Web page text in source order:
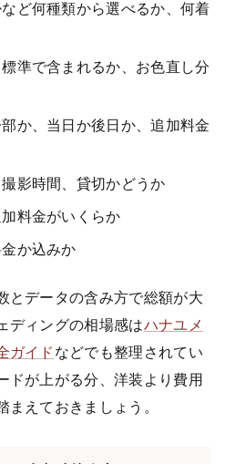
ど何種類から選べるか、何着
準で含まれるか、お色直し分
か、当日か後日か、追加料金
影時間、貸切かどうか
加料金がいくらか
金か込みか
とデータの含み方で総額が大
ディングの相場感はハナユメ
ガイド などでも整理されてい
ドが上がる分、洋装より費用
えておきましょう。